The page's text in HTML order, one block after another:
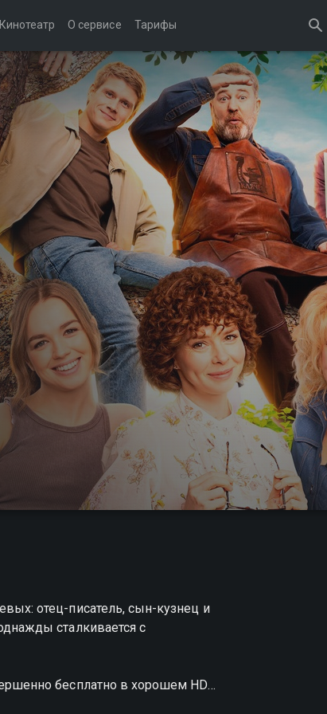
Кинотеатр О сервисе Тарифы
отец-писатель, сын-кузнец и
сталкивается с
бесплатно в хорошем HD